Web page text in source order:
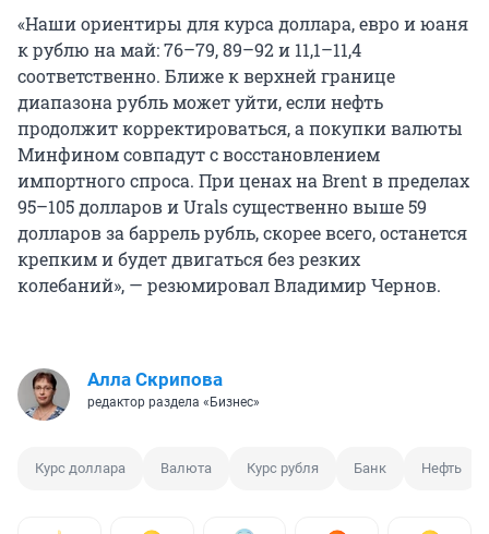
«Наши ориентиры для курса доллара, евро и юаня
к рублю на май: 76–79, 89–92 и 11,1–11,4
соответственно. Ближе к верхней границе
диапазона рубль может уйти, если нефть
продолжит корректироваться, а покупки валюты
Минфином совпадут с восстановлением
импортного спроса. При ценах на Brent в пределах
95–105 долларов и Urals существенно выше 59
долларов за баррель рубль, скорее всего, останется
крепким и будет двигаться без резких
колебаний», — резюмировал Владимир Чернов.
Алла Скрипова
редактор раздела «Бизнес»
Курс доллара Валюта Курс рубля Банк Нефть